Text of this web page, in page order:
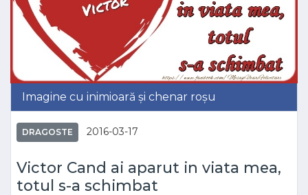
Imagine cu inimioară și chenar roșu
DRAGOSTE 2016-03-17
Victor Cand ai aparut in viata mea,
totul s-a schimbat